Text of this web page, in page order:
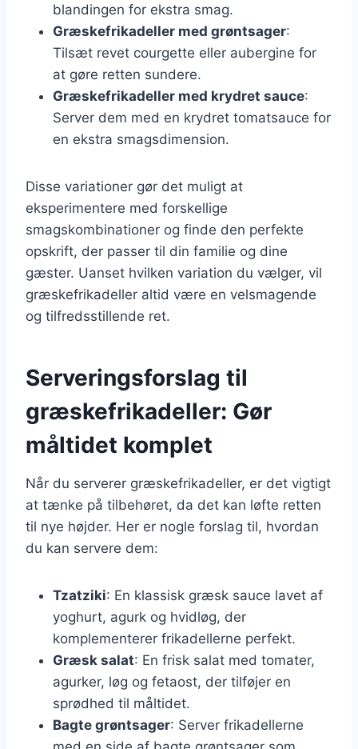
blandingen for ekstra smag.
Græskefrikadeller med grøntsager:
Tilsæt revet courgette eller aubergine for
at gøre retten sundere.
Græskefrikadeller med krydret sauce:
Server dem med en krydret tomatsauce for
en ekstra smagsdimension.
Disse variationer gør det muligt at
eksperimentere med forskellige
smagskombinationer og finde den perfekte
opskrift, der passer til din familie og dine
gæster. Uanset hvilken variation du vælger, vil
græskefrikadeller altid være en velsmagende
og tilfredsstillende ret.
Serveringsforslag til
græskefrikadeller: Gør
måltidet komplet
Når du serverer græskefrikadeller, er det vigtigt
at tænke på tilbehøret, da det kan løfte retten
til nye højder. Her er nogle forslag til, hvordan
du kan servere dem:
Tzatziki: En klassisk græsk sauce lavet af
yoghurt, agurk og hvidløg, der
komplementerer frikadellerne perfekt.
Græsk salat: En frisk salat med tomater,
agurker, løg og fetaost, der tilføjer en
sprødhed til måltidet.
Bagte grøntsager: Server frikadellerne